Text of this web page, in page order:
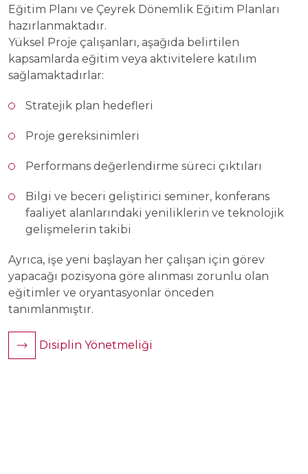
Eğitim Planı ve Çeyrek Dönemlik Eğitim Planları
hazırlanmaktadır.
Yüksel Proje çalışanları, aşağıda belirtilen
kapsamlarda eğitim veya aktivitelere katılım
sağlamaktadırlar:
Stratejik plan hedefleri
Proje gereksinimleri
Performans değerlendirme süreci çıktıları
Bilgi ve beceri geliştirici seminer, konferans
faaliyet alanlarındaki yeniliklerin ve teknolojik
gelişmelerin takibi
Ayrıca, işe yeni başlayan her çalışan için görev
yapacağı pozisyona göre alınması zorunlu olan
eğitimler ve oryantasyonlar önceden
tanımlanmıştır.
Disiplin Yönetmeliği